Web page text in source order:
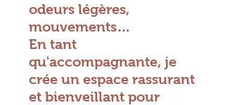
odeurs légères,
mouvements…
En tant
qu'accompagnante, je
crée un espace rassurant
et bienveillant pour